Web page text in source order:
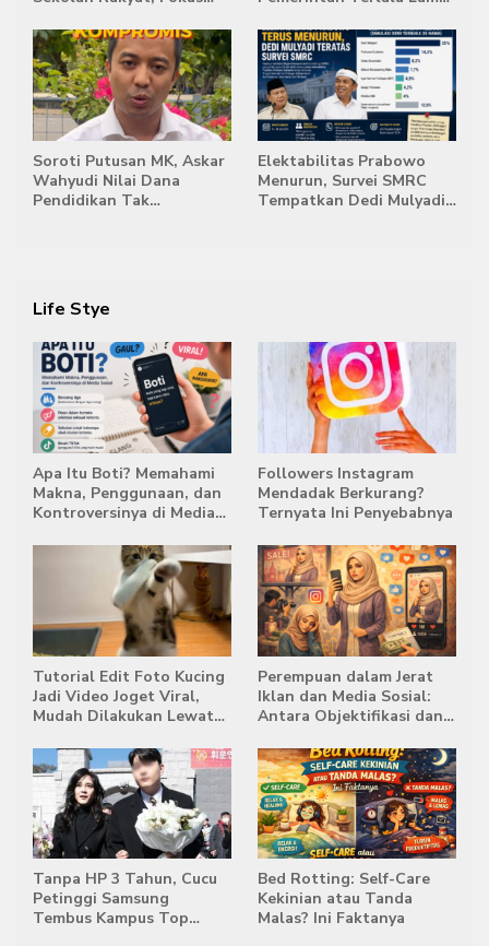
Kemandirian Siswa
Stockpile Batu Bara Masih
Mengepung Candi Muaro
Jambi
Soroti Putusan MK, Askar
Wahyudi Nilai Dana
Pendidikan Tak
Elektabilitas Prabowo
Menurun, Survei SMRC
Tempatkan Dedi Mulyadi
Life Stye
Apa Itu Boti? Memahami
Makna, Penggunaan, dan
Kontroversinya di Media
Followers Instagram
Mendadak Berkurang?
Ternyata Ini Penyebabnya
Tutorial Edit Foto Kucing
Jadi Video Joget Viral,
Mudah Dilakukan Lewat
Perempuan dalam Jerat
Iklan dan Media Sosial:
Antara Objektifikasi dan
Tanpa HP 3 Tahun, Cucu
Petinggi Samsung
Tembus Kampus Top
Bed Rotting: Self-Care
Kekinian atau Tanda
Malas? Ini Faktanya